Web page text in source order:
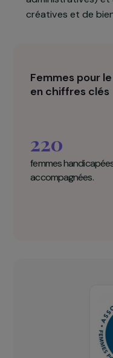
son action
victimes de
physiques
administratives)
Femmes pour